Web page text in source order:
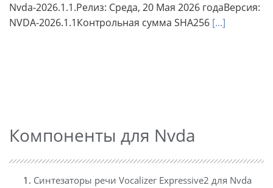
Nvda-2026.1.1.Релиз: Среда, 20 Мая 2026 годаВерсия:
NVDA-2026.1.1Контрольная сумма SHA256 [...]
Компоненты для Nvda
Синтезаторы речи Vocalizer Expressive2 для Nvda